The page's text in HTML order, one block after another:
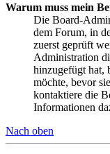
Warum muss mein
Die Board-
dem Forum, in
zuerst geprüft
Administration
hinzugefügt hat,
möchte, bevor
kontaktiere die
Informationen
Nach oben